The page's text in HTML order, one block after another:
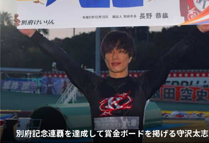
別府記念連覇を達成して賞金ボードを掲げる守沢太志